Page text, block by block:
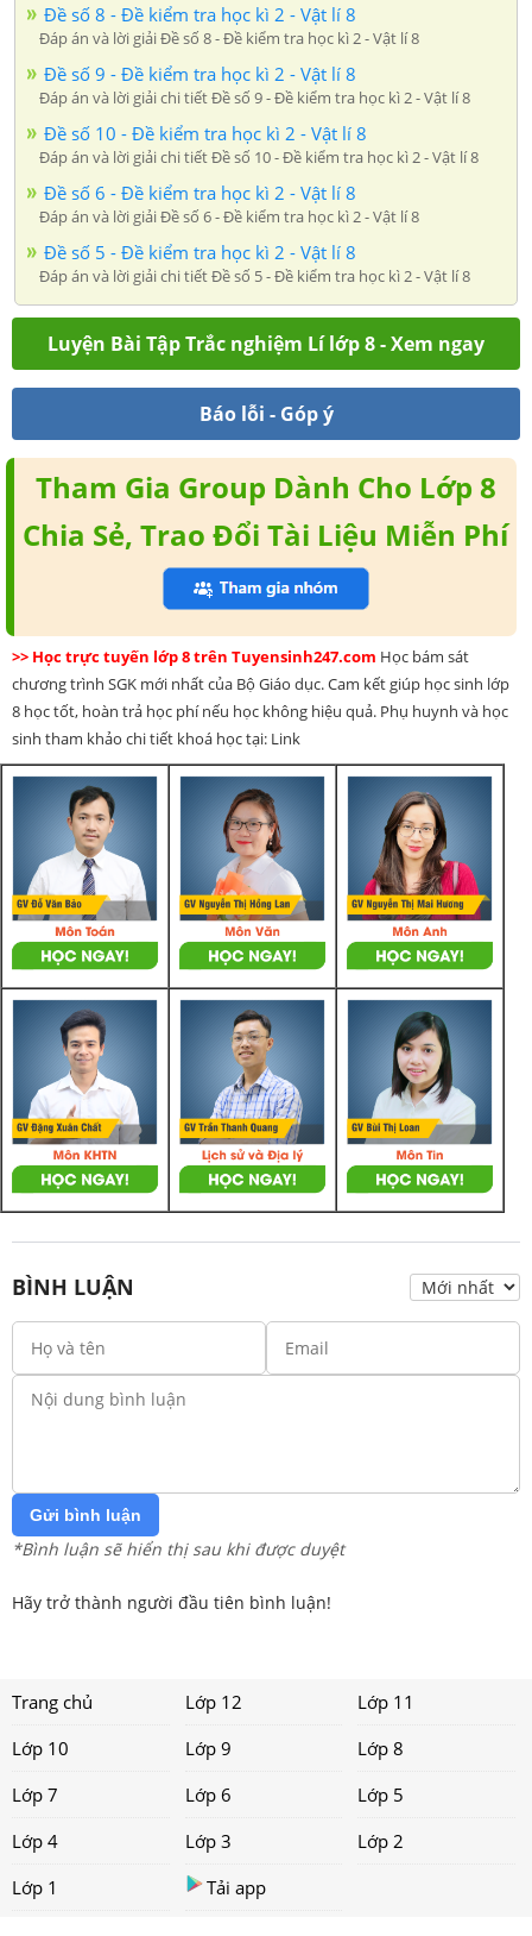
Đề số 8 - Đề kiểm tra học kì 2 - Vật lí 8
Đáp án và lời giải Đề số 8 - Đề kiểm tra học kì 2 - Vật lí 8
Đề số 9 - Đề kiểm tra học kì 2 - Vật lí 8
Đáp án và lời giải chi tiết Đề số 9 - Đề kiểm tra học kì 2 - Vật lí 8
Đề số 10 - Đề kiểm tra học kì 2 - Vật lí 8
Đáp án và lời giải chi tiết Đề số 10 - Đề kiểm tra học kì 2 - Vật lí 8
Đề số 6 - Đề kiểm tra học kì 2 - Vật lí 8
Đáp án và lời giải Đề số 6 - Đề kiểm tra học kì 2 - Vật lí 8
Đề số 5 - Đề kiểm tra học kì 2 - Vật lí 8
Đáp án và lời giải chi tiết Đề số 5 - Đề kiểm tra học kì 2 - Vật lí 8
Luyện Bài Tập Trắc nghiệm Lí lớp 8 - Xem ngay
Báo lỗi - Góp ý
Tham Gia Group Dành Cho Lớp 8
Chia Sẻ, Trao Đổi Tài Liệu Miễn Phí
>> Học trực tuyến lớp 8 trên Tuyensinh247.com Học bám sát
chương trình SGK mới nhất của Bộ Giáo dục. Cam kết giúp học sinh lớp
8 học tốt, hoàn trả học phí nếu học không hiệu quả. Phụ huynh và học
sinh tham khảo chi tiết khoá học tại: Link
BÌNH LUẬN
Gửi bình luận
*Bình luận sẽ hiển thị sau khi được duyệt
Hãy trở thành người đầu tiên bình luận!
Trang chủ Lớp 12
Lớp 11
Lớp 10
Lớp 9
Lớp 8
Lớp 7
Lớp 6
Lớp 5
Lớp 4
Lớp 3
Lớp 2
Lớp 1
Tải app